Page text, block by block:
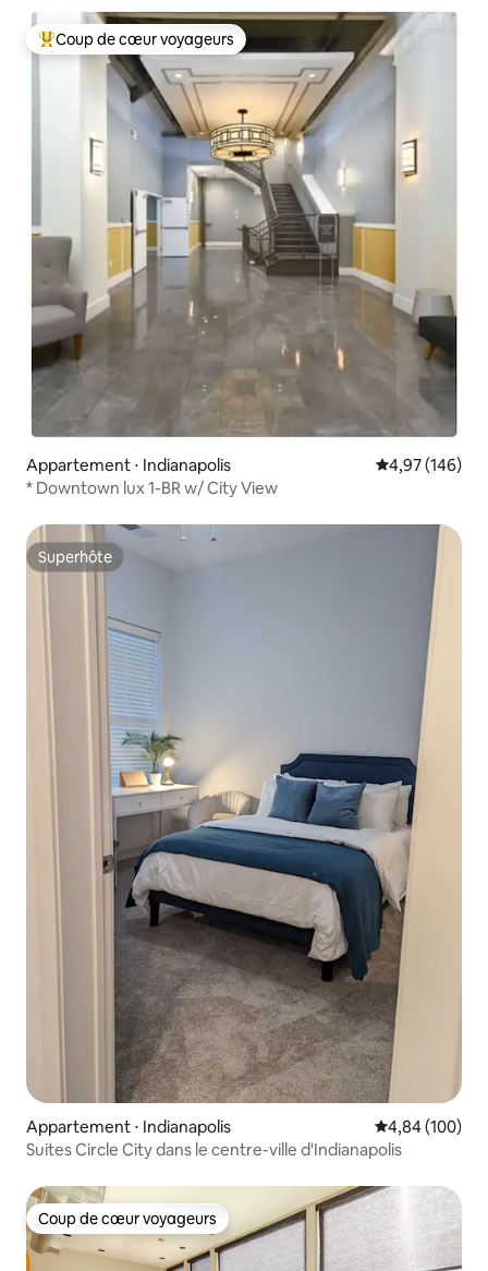
Coups de cœur voyageurs les plus appréciés
Coup de cœur voyageurs
Appartement ⋅ Indianapolis Évaluation
4,97 (146)
* Downtown lux 1-BR w/ City View
Superhôte
Superhôte
Appartement ⋅ Indianapolis Évaluation
4,84 (100)
Suites Circle City dans le centre-ville d'Indianapolis
Coup de cœur voyageurs
Coup de cœur voyageurs